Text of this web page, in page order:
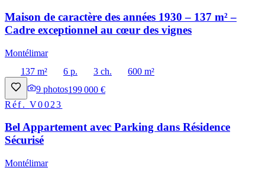
Maison de caractère des années 1930 – 137 m² –
Cadre exceptionnel au cœur des vignes
Montélimar
137 m²
6 p. 3 ch.
600 m²
9 photos199 000 €
Réf.V0023
Bel Appartement avec Parking dans Résidence
Sécurisé
Montélimar